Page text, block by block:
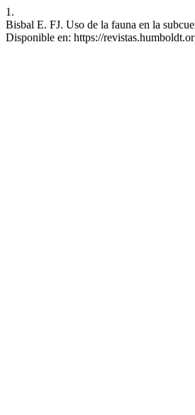
1.
Bisbal E. FJ. Uso de la fauna en la
Disponible en: https://